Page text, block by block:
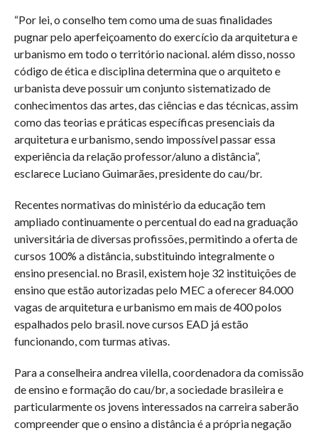
“Por lei, o conselho tem como uma de suas finalidades
pugnar pelo aperfeiçoamento do exercício da arquitetura e
urbanismo em todo o território nacional. além disso, nosso
código de ética e disciplina determina que o arquiteto e
urbanista deve possuir um conjunto sistematizado de
conhecimentos das artes, das ciências e das técnicas, assim
como das teorias e práticas específicas presenciais da
arquitetura e urbanismo, sendo impossível passar essa
experiência da relação professor/aluno a distância”,
esclarece Luciano Guimarães, presidente do cau/br.
Recentes normativas do ministério da educação tem
ampliado continuamente o percentual do ead na graduação
universitária de diversas profissões, permitindo a oferta de
cursos 100% a distância, substituindo integralmente o
ensino presencial. no Brasil, existem hoje 32 instituições de
ensino que estão autorizadas pelo MEC a oferecer 84.000
vagas de arquitetura e urbanismo em mais de 400 polos
espalhados pelo brasil. nove cursos EAD já estão
funcionando, com turmas ativas.
Para a conselheira andrea vilella, coordenadora da comissão
de ensino e formação do cau/br, a sociedade brasileira e
particularmente os jovens interessados na carreira saberão
compreender que o ensino a distância é a própria negação